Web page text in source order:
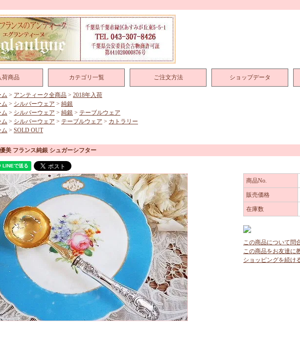
荷商品 カテゴリ一覧 ご注文方法 ショップデータ
ム > アンティーク全商品 > 2018年入荷
ム > シルバーウェア > 純銀
ム > シルバーウェア > 純銀 > テーブルウェア
ム > シルバーウェア > テーブルウェア > カトラリー
ム > SOLD OUT
優美 フランス純銀 シュガーシフター
商品No.
販売価格
在庫数
この商品について問
この商品をお友達に
ショッピングを続け